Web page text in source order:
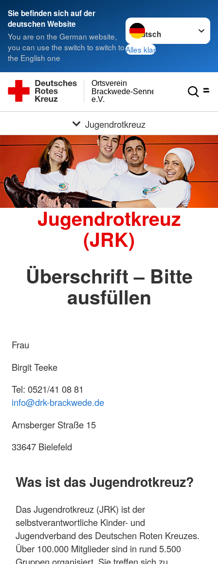
Sie befinden sich auf der
deutschen Website
You are on the German website,
you can use the switch to switch to
the English one
Sprache wechseln zu
Alles klar
e.V.
Brackwede-Senneraum
Ortsverein
Jugendrotkreuz
Jugendrotkreuz
(JRK)
Überschrift – Bitte
ausfüllen
Frau
Birgit Teeke
Tel: 0521/41 08 81
info@drk-brackwede.de
Arnsberger Straße 15
33647 Bielefeld
Was ist das Jugendrotkreuz?
Das Jugendrotkreuz (JRK) ist der
selbstverantwortliche Kinder- und
Jugendverband des Deutschen Roten Kreuzes.
Über 100.000 Mitglieder sind in rund 5.500